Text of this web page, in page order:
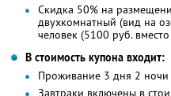
Скидка 50% на
двухкомнатный (вид на
человек (5100 руб.
В стоимость купона входит:
Проживание 3 дня 2
Завтраки включены в